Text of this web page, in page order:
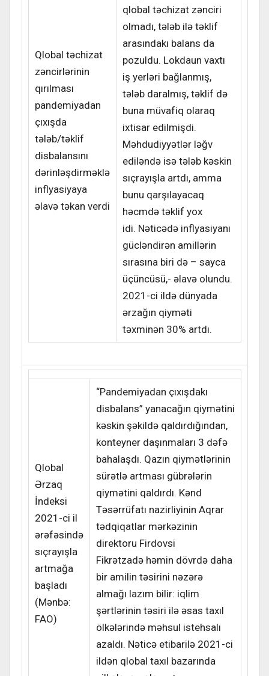
Qlobal təchizat
zəncirlərinin
qırılması
pandemiyadan
çıxışda
tələb/təklif
disbalansını
dərinləşdirməklə
inflyasiyaya
əlavə təkan verdi
qlobal təchizat zənciri
olmadı, tələb ilə təklif
arasındakı balans da
pozuldu. Lokdaun vaxtı
iş yerləri bağlanmış,
tələb daralmış, təklif də
buna müvafiq olaraq
ixtisar edilmişdi.
Məhdudiyyətlər ləğv
ediləndə isə tələb kəskin
sıçrayışla artdı, amma
bunu qarşılayacaq
həcmdə təklif yox
idi. Nəticədə inflyasiyanı
gücləndirən amillərin
sırasına biri də – sayca
üçüncüsü,- əlavə olundu.
2021-ci ildə dünyada
ərzağın qiyməti
təxminən 30% artdı.
Qlobal
Ərzaq
İndeksi
2021-ci il
ərəfəsində
sıçrayışla
artmağa
başladı
(Mənbə:
FAO)
“Pandemiyadan çıxışdakı
disbalans” yanacağın qiymətini
kəskin şəkildə qaldırdığından,
konteyner daşınmaları 3 dəfə
bahalaşdı. Qazın qiymətlərinin
sürətlə artması gübrələrin
qiymətini qaldırdı. Kənd
Təsərrüfatı nazirliyinin Aqrar
tədqiqatlar mərkəzinin
direktoru Firdovsi
Fikrətzadə həmin dövrdə daha
bir amilin təsirini nəzərə
almağı lazım bilir: iqlim
şərtlərinin təsiri ilə əsas taxıl
ölkələrində məhsul istehsalı
azaldı. Nəticə etibarilə 2021-ci
ildən qlobal taxıl bazarında